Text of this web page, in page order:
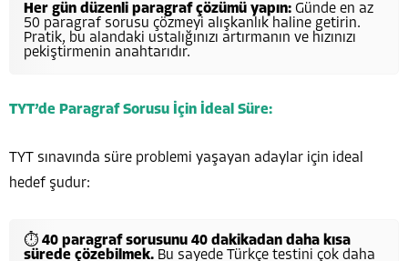
Her gün düzenli paragraf çözümü yapın: Günde en az
50 paragraf sorusu çözmeyi alışkanlık haline getirin.
Pratik, bu alandaki ustalığınızı artırmanın ve hızınızı
pekiştirmenin anahtarıdır.
TYT’de Paragraf Sorusu İçin İdeal Süre:
TYT sınavında süre problemi yaşayan adaylar için ideal
hedef şudur:
⏱ 40 paragraf sorusunu 40 dakikadan daha kısa
sürede çözebilmek. Bu sayede Türkçe testini çok daha